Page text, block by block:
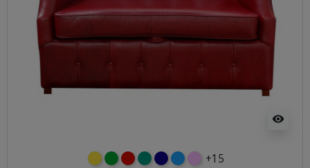
visibility
żółtyzielonyczerwony
turkusowy
granatowy
niebieski
różowy
+15